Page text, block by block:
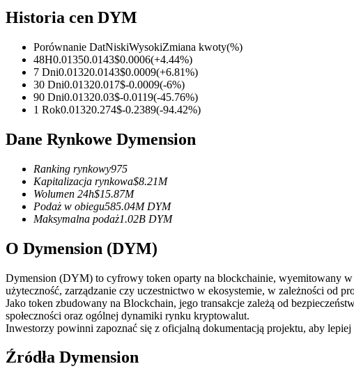
Kontrakty terminowe na kryptowaluty
TradFi
Instrumenty pochodne na akcje, forex, metale szlachetne i towary
Kontrakty futures wykorzystujące USDC jako zabezpieczenie
Historia cen DYM
Porównanie DatNiskiWysokiZmiana kwoty(%)
48H0.01350.0143$0.0006(+4.44%)
7 Dni0.01320.0143$0.0009(+6.81%)
30 Dni0.01320.017$-0.0009(-6%)
90 Dni0.01320.03$-0.0119(-45.76%)
1 Rok0.01320.274$-0.2389(-94.42%)
Dane Rynkowe Dymension
Ranking rynkowy975
Kapitalizacja rynkowa$8.21M
Wolumen 24h$15.87M
Podaż w obiegu585.04M DYM
Maksymalna podaż1.02B DYM
O Dymension (DYM)
Dymension (DYM) to cyfrowy token oparty na blockchainie, wyemitowany w
użyteczność, zarządzanie czy uczestnictwo w ekosystemie, w zależności od
Jako token zbudowany na Blockchain, jego transakcje zależą od
społeczności oraz ogólnej dynamiki rynku kryptowalut.
Inwestorzy powinni zapoznać się z oficjalną dokumentacją projektu, aby
Źródła Dymension